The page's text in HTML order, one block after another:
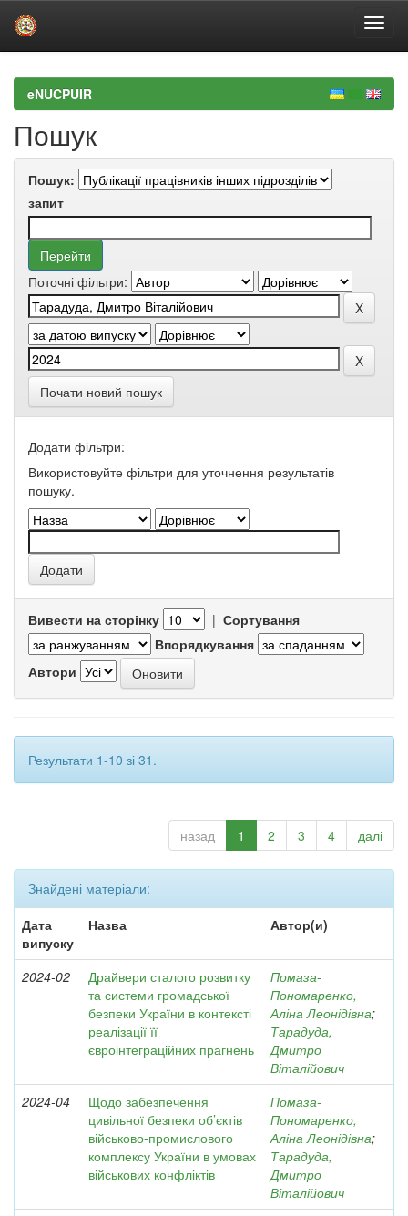
navigationeNUCPUIR
Пошук
Пошук:
запит
Поточні фільтри:
Почати новий пошук
Додати фільтри:
Використовуйте фільтри для уточнення результатів
пошуку.
Вивести на сторінку | Сортування
Впорядкування
Автори
Результати 1-10 зі 31.
назад 1 2 3 4 далі
Знайдені матеріали:
Дата
випуску
Назва Автор(и)
2024-02
Драйвери сталого розвитку
та системи громадської
безпеки України в контексті
реалізації її
євроінтеграційних прагнень
Помаза-
Пономаренко,
Аліна Леонідівна;
Тарадуда,
Дмитро
Віталійович
2024-04
Щодо забезпечення
цивільної безпеки об’єктів
військово-промислового
комплексу України в умовах
військових конфліктів
Помаза-
Пономаренко,
Аліна Леонідівна;
Тарадуда,
Дмитро
Віталійович